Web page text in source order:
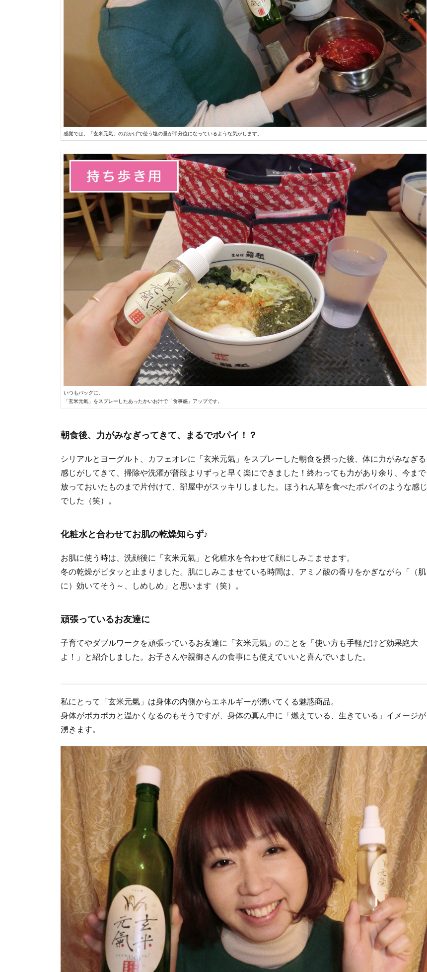
感覚では、「玄米元氣」のおかげで使う塩の量が半分位になっているような気がします。
いつもバッグに。
「玄米元氣」をスプレーしたあったかいお汁で「食事感」アップです。
朝食後、力がみなぎってきて、まるでポパイ！？
シリアルとヨーグルト、カフェオレに「玄米元氣」をスプレーした朝食を摂った後、体に力がみなぎる
感じがしてきて、掃除や洗濯が普段よりずっと早く楽にできました！終わっても力があり余り、今まで
放っておいたものまで片付けて、部屋中がスッキリしました。 ほうれん草を食べたポパイのような感じ
でした（笑）。
化粧水と合わせてお肌の乾燥知らず♪
お肌に使う時は、洗顔後に「玄米元氣」と化粧水を合わせて顔にしみこませます。
冬の乾燥がピタッと止まりました。肌にしみこませている時間は、アミノ酸の香りをかぎながら「（肌
に）効いてそう～、しめしめ」と思います（笑）。
頑張っているお友達に
子育てやダブルワークを頑張っているお友達に「玄米元氣」のことを「使い方も手軽だけど効果絶大
よ！」と紹介しました。お子さんや親御さんの食事にも使えていいと喜んでいました。
私にとって「玄米元氣」は身体の内側からエネルギーが湧いてくる魅惑商品。
身体がポカポカと温かくなるのもそうですが、身体の真ん中に「燃えている、生きている」イメージが
湧きます。